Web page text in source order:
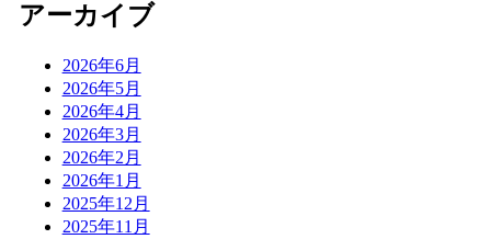
アーカイブ
2026年6月
2026年5月
2026年4月
2026年3月
2026年2月
2026年1月
2025年12月
2025年11月